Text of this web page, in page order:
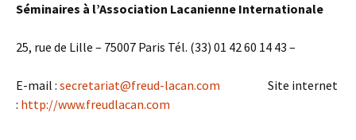
Séminaires à l’Association Lacanienne Internationale
25, rue de Lille – 75007 Paris Tél. (33) 01 42 60 14 43 –
E-mail : secretariat@freud-lacan.com Site internet
: http://www.freudlacan.com